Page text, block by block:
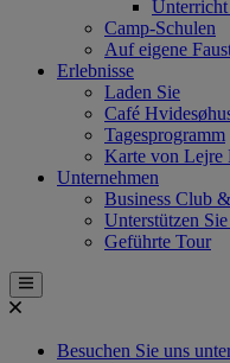
Camp-Schulen
Auf eigene
Erlebnisse
Laden Sie
Café
Tagesprogramm
Karte von Lejre
Unternehmen
Business Club
Unterstützen
Geführte Tour
Besuchen Sie uns